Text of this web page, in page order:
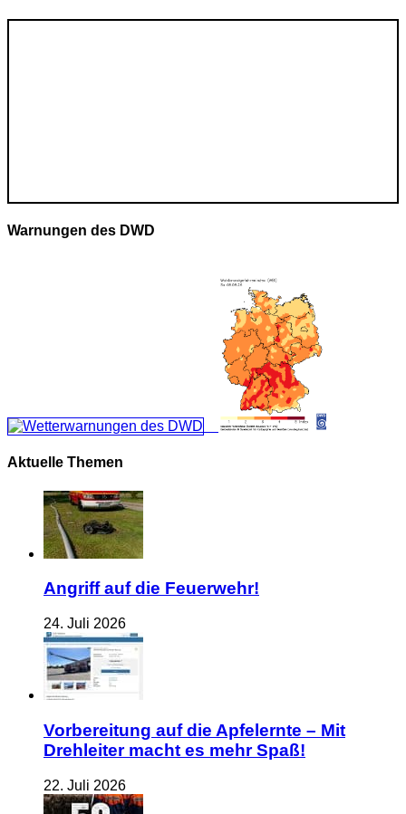
Warnungen des DWD
Aktuelle Themen
Angriff auf die Feuerwehr!
24. Juli 2026
Vorbereitung auf die Apfelernte – Mit
Drehleiter macht es mehr Spaß!
22. Juli 2026